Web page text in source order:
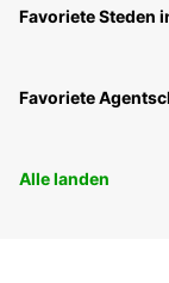
Favoriete Steden
Favoriete
Alle landen